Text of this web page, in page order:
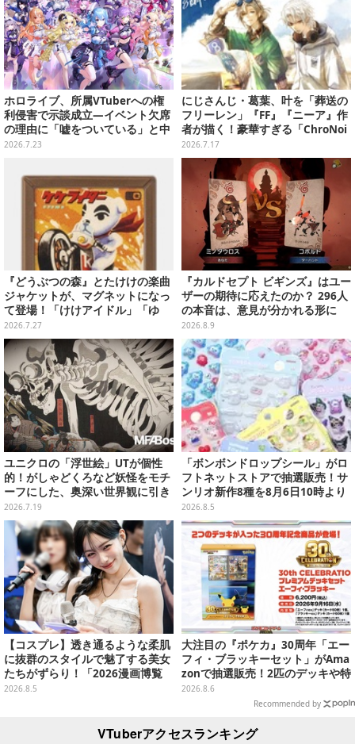
ホロライブ、所属VTuberへの権
利侵害で示談成立―イベント欠席
の理由に「嘘をついている」と中
傷、異性関係にも卑猥な憶測を交
2026.7.23
にじさんじ・葛葉、叶を「葬送の
フリーレン」『FF』『ニーア』作
者が描く！豪華すぎる「ChroNoi
R」8周年イラストが公開
2026.7.17
『どうぶつの森』とたけけの楽曲
ジャケットが、マグネットになっ
て登場！「けけアイドル」「ゆ
け！けけライダー」など全10種
2026.7.27
『カルドセプト ビギンズ』はユー
ザーの期待に応えたのか？ 296人
の本音は、意見が分かれる形に
【アンケ結果】
2026.8.9
ユニクロの「浮世絵」UTが個性
的！がしゃどくろなど妖怪をモチ
ーフにした、奥深い世界観に引き
込まれる
2026.7.19
「ボンボンドロップシール」がロ
フトネットストアで抽選販売！サ
ンリオ新作8種を8月6日10時より
受付開始
2026.8.5
【コスプレ】透き通るような柔肌
に抜群のスタイルで魅了する美女
たちがずらり！「2026漫画博覧
会」美麗コンパニオンまとめ【画
2026.8.5
大注目の『ポケカ』30周年「エー
フィ・ブラッキーセット」がAma
zonで抽選販売！2匹のデッキや特
別カードを収録
2026.8.6
Recommended by
VTuberアクセスランキング